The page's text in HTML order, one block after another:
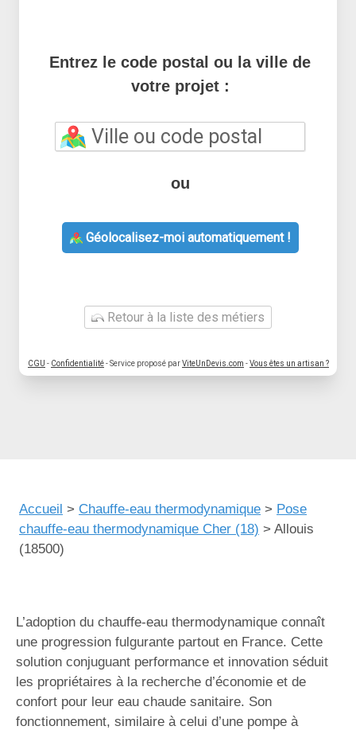
Entrez le code postal ou la ville de
votre projet :
ou
Géolocalisez-moi automatiquement !
Retour à la liste des métiers
CGU - Confidentialité- Service proposé parViteUnDevis.com -Vous êtes un artisan ?
Accueil > Chauffe-eau thermodynamique > Pose
chauffe-eau thermodynamique Cher (18) > Allouis
(18500)
L’adoption du chauffe-eau thermodynamique connaît
une progression fulgurante partout en France. Cette
solution conjuguant performance et innovation séduit
les propriétaires à la recherche d’économie et de
confort pour leur eau chaude sanitaire. Son
fonctionnement, similaire à celui d’une pompe à